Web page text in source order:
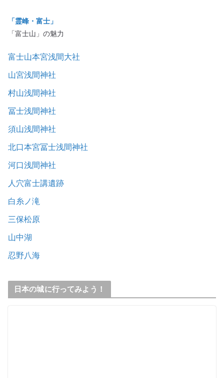
「霊峰・富士」
「富士山」の魅力
富士山本宮浅間大社
山宮浅間神社
村山浅間神社
冨士浅間神社
須山浅間神社
北口本宮冨士浅間神社
河口浅間神社
人穴富士講遺跡
白糸ノ滝
三保松原
山中湖
忍野八海
日本の城に行ってみよう！